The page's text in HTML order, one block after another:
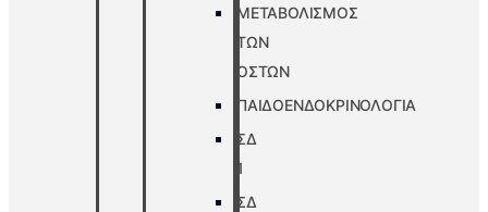
ΜΕΤΑΒΟΛΙΣΜΟΣ
ΤΩΝ
ΟΣΤΩΝ
ΠΑΙΔΟΕΝΔΟΚΡΙΝΟΛΟΓΙΑ
ΣΔ
1
ΣΔ